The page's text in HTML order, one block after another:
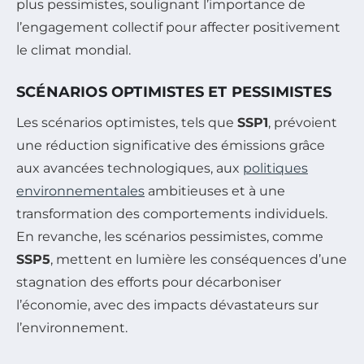
plus pessimistes, soulignant l’importance de
l’engagement collectif pour affecter positivement
le climat mondial.
SCÉNARIOS OPTIMISTES ET PESSIMISTES
Les scénarios optimistes, tels que SSP1, prévoient
une réduction significative des émissions grâce
aux avancées technologiques, aux politiques
environnementales ambitieuses et à une
transformation des comportements individuels.
En revanche, les scénarios pessimistes, comme
SSP5, mettent en lumière les conséquences d’une
stagnation des efforts pour décarboniser
l’économie, avec des impacts dévastateurs sur
l’environnement.